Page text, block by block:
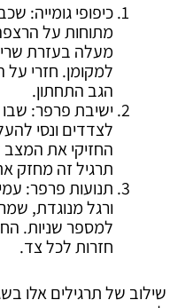
כיפופי גומייה:
מתוחות על
מעלה בעזרת
הגב התחתון.
ישיבת פרפר:
לצדדים ונסי
החזיקי את המצב
תרגיל זה מחזק
תנועות פרפר:
ורגל מנוגדת,
חזרות לכל צד.
שילוב של תרגילים אלו